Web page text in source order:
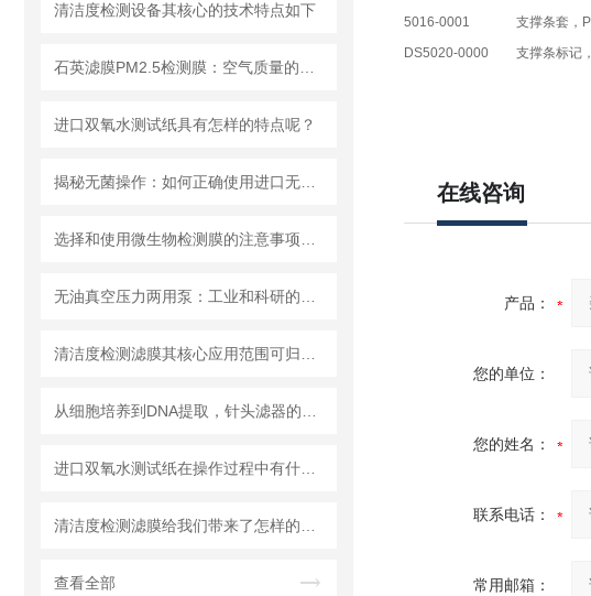
清洁度检测设备其核心的技术特点如下
进口双氧水测试纸具有怎样的特点呢？
查看全部
5016-0001
支撑条套，
DS5020-0000
支撑条标记
在线咨询
产品：
您的单位：
您的姓名：
联系电话：
常用邮箱：